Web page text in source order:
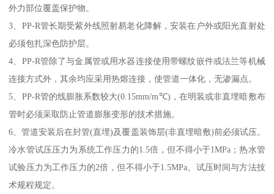
外力部位覆盖保护物。
3、PP-R管长期受紫外线照射易老化降解，安装在户外或阳光直射处
必须包扎深色防护层。
4、PP-R管除了与金属管或用水器连接使用带螺纹嵌件或法兰等机械
连接方式外，其余均应采用热熔连接，使管道一体化，无渗漏点。
5、PP-R管的线膨胀系数较大(0.15mm/m℃)，在明装或非直埋暗敷布
管时必须采取防止管道膨胀变形的技术措施。
6、管道安装后在封管(直埋)及覆盖装饰层(非直埋暗敷)前必须试压。
冷水管试压压力为系统工作压力的1.5倍，但不得小于1MPa；热水管
试验压力为工作压力的2倍，但不得小于1.5MPa。试压时间与方法技
术规程规定。